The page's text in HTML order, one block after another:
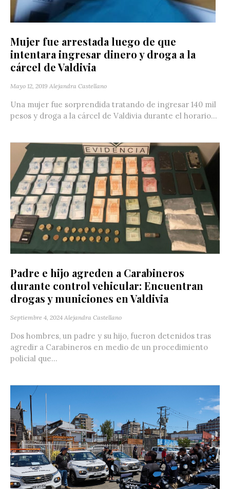
Mujer fue arrestada luego de que
intentara ingresar dinero y droga a la
cárcel de Valdivia
Mayo 12, 2019 Alejandra Castellano
Una mujer fue sorprendida tratando de ingresar 140 mil
pesos y droga a la cárcel de Valdivia durante el horario...
Padre e hijo agreden a Carabineros
durante control vehicular: Encuentran
drogas y municiones en Valdivia
Septiembre 4, 2024 Alejandra Castellano
Dos hombres, un padre y su hijo, fueron detenidos tras
agredir a Carabineros en medio de un procedimiento
policial que...